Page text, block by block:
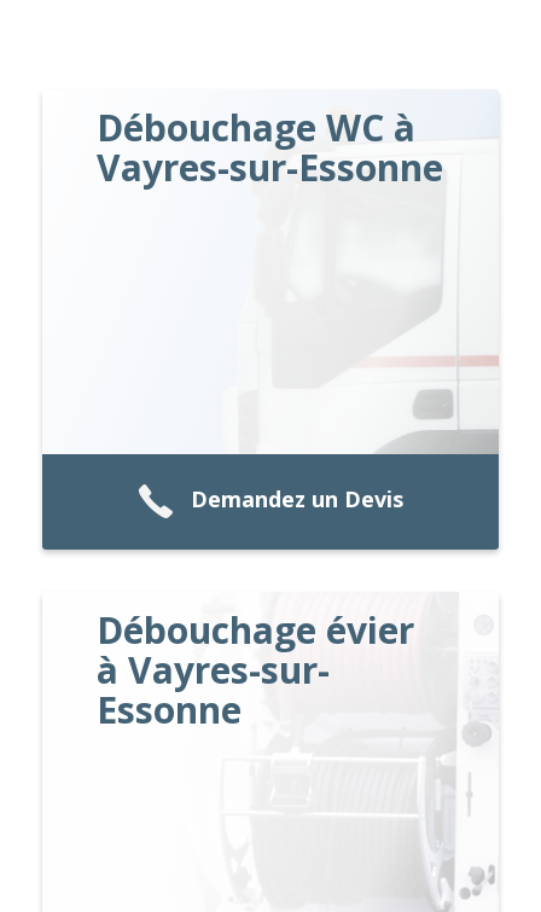
Débouchage WC à
Vayres-sur-Essonne
Demandez un Devis
Débouchage évier
à Vayres-sur-
Essonne